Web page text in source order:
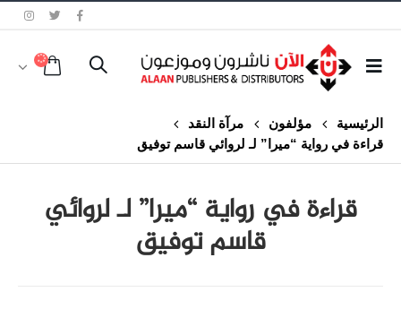
الرئيسية مؤلفون
مرآة النقد
قراءة في رواية “ميرا” لـ لروائي قاسم توفيق
قراءة في رواية “ميرا” لـ لروائي
قاسم توفيق